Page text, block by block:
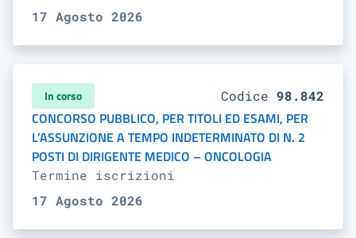
17 Agosto 2026
In corso Codice 98.842
CONCORSO PUBBLICO, PER TITOLI ED ESAMI, PER
L’ASSUNZIONE A TEMPO INDETERMINATO DI N. 2
POSTI DI DIRIGENTE MEDICO – ONCOLOGIA
Termine iscrizioni
17 Agosto 2026